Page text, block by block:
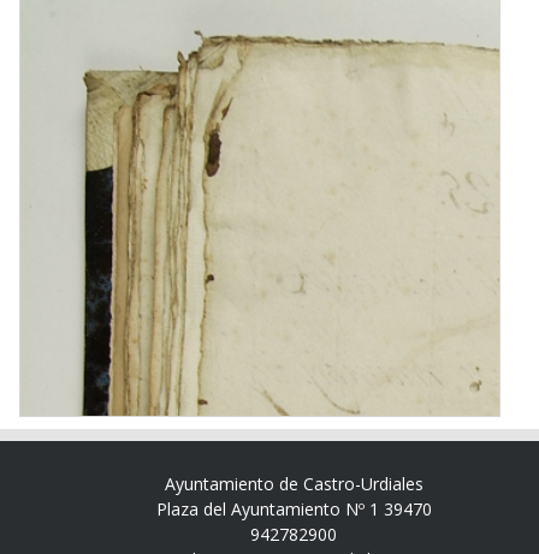
Ayuntamiento de Castro-Urdiales
Plaza del Ayuntamiento Nº 1 39470
942782900